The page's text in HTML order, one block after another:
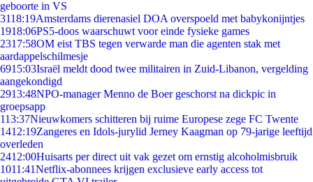
geboorte in VS
3118:19Amsterdams dierenasiel DOA overspoeld met babykonijntjes
1918:06PS5-doos waarschuwt voor einde fysieke games
2317:58OM eist TBS tegen verwarde man die agenten stak met
aardappelschilmesje
6915:03Israël meldt dood twee militairen in Zuid-Libanon, vergelding
aangekondigd
2913:48NPO-manager Menno de Boer geschorst na dickpic in
groepsapp
113:37Nieuwkomers schitteren bij ruime Europese zege FC Twente
1412:19Zangeres en Idols-jurylid Jerney Kaagman op 79-jarige leeftijd
overleden
2412:00Huisarts per direct uit vak gezet om ernstig alcoholmisbruik
1011:41Netflix-abonnees krijgen exclusieve early access tot